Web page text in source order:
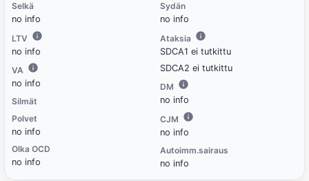
Selkä
no info
LTV
no info
VA
no info
Silmät
Polvet
no info
Olka OCD
no info
Sydän
no info
Ataksia
SDCA1 ei tutkittu
SDCA2 ei tutkittu
DM
no info
CJM
no info
Autoimm.sairaus
no info